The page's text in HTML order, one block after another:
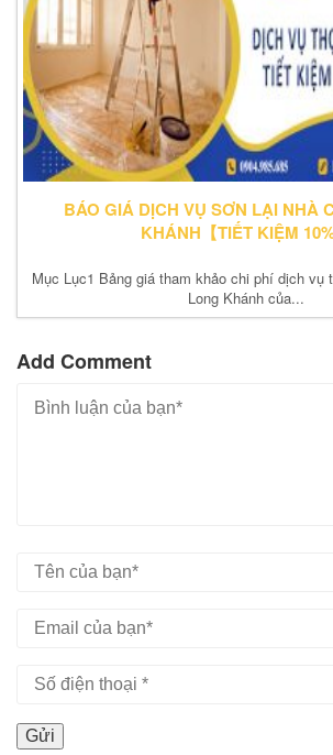
BÁO GIÁ DỊCH VỤ SƠN LẠI NHÀ
KHÁNH【TIẾT KIỆM 10%
Mục Lục1 Bảng giá tham khảo chi phí dịch vụ
Long Khánh của...
Add Comment